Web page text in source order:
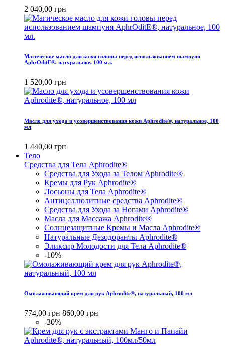
2 040,00 грн
Магическое масло для кожи головы перед использованием шампуня
AphrOditE®, натуральное, 100 мл.
1 520,00 грн
Масло для ухода и усовершенствования кожи Aphrodite®, натуральное, 100
мл
1 440,00 грн
Тело
Средства для Тела Aphrodite®
Средства для Ухода за Телом Aphrodite®
Кремы для Рук Aphrodite®
Лосьоны для Тела Aphrodite®
Антицеллюлитные средства Aphrodite®
Средства для Ухода за Ногами Aphrodite®
Масла для Массажа Aphrodite®
Солнцезащитные Кремы и Масла Aphrodite®
Натуральные Дезодоранты Aphrodite®
Эликсир Молодости для Тела Aphrodite®
-10%
Омолаживающий крем для рук Aphrodite®, натуральный, 100 мл
774,00 грн 860,00 грн
-30%